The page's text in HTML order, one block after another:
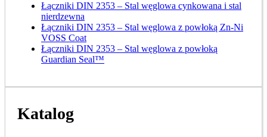
Łączniki DIN 2353 – Stal węglowa cynkowana i stal
nierdzewna
Łączniki DIN 2353 – Stal węglowa z powłoką Zn-Ni
VOSS Coat
Łączniki DIN 2353 – Stal węglowa z powłoką
Guardian Seal™
Katalog